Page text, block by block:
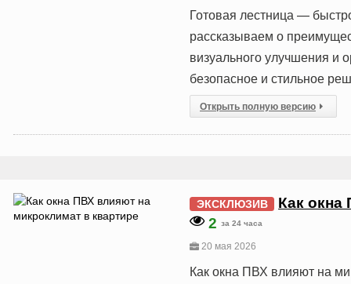
Готовая лестница —
рассказываем о
визуального улучшения и
безопасное и стильное
Открыть полную версию
ЭКСКЛЮЗИВ
Как окна
2 за 24 часа
20 мая 2026
Как окна ПВХ влияют на